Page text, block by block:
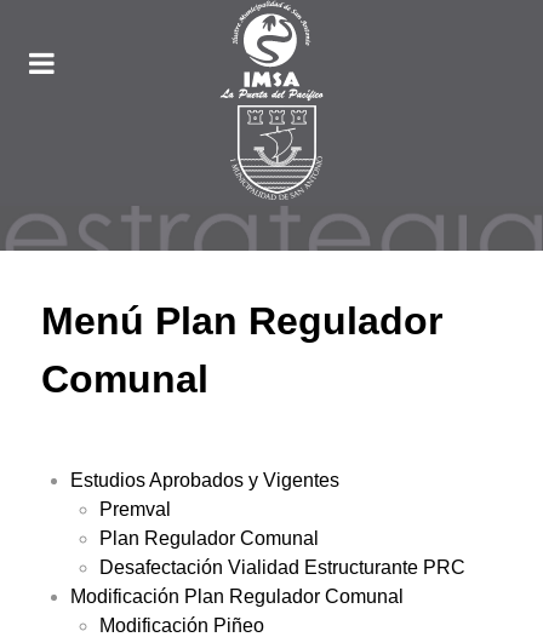
Menú Plan Regulador
Comunal
Estudios Aprobados y Vigentes
Premval
Plan Regulador Comunal
Desafectación Vialidad Estructurante PRC
Modificación Plan Regulador Comunal
Modificación Piñeo